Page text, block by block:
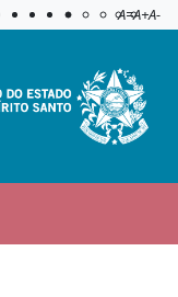
Aplicar
A=A+A-